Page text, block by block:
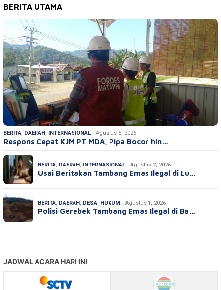
BERITA UTAMA
BERITA, DAERAH, INTERNASIONAL Agustus 5, 2026
Respons Cepat KJM PT MDA, Pipa Bocor hin…
BERITA, DAERAH, INTERNASIONAL Agustus 2, 2026
Usai Beritakan Tambang Emas Ilegal di Lu…
BERITA, DAERAH, DESA, HUKUM Agustus 1, 2026
Polisi Gerebek Tambang Emas Ilegal di Ba…